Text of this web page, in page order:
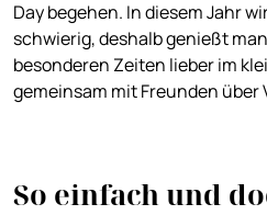
Day begehen. In diesem Jahr
schwierig, deshalb genießt
besonderen Zeiten lieber im
gemeinsam mit Freunden über
So einfach und